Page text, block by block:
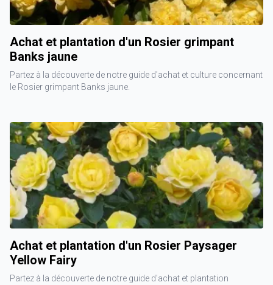
Achat et plantation d'un Rosier grimpant
Banks jaune
Partez à la découverte de notre guide d'achat et culture concernant
le Rosier grimpant Banks jaune.
Achat et plantation d'un Rosier Paysager
Yellow Fairy
Partez à la découverte de notre guide d'achat et plantation